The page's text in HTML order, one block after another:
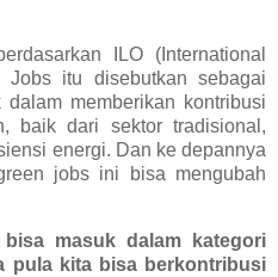
ILO (International
Jobs itu disebutkan sebagai
memberikan kontribusi
baik dari sektor tradisional,
energi. Dan ke depannya
jobs ini bisa mengubah
masuk dalam kategori
pula kita bisa berkontribusi